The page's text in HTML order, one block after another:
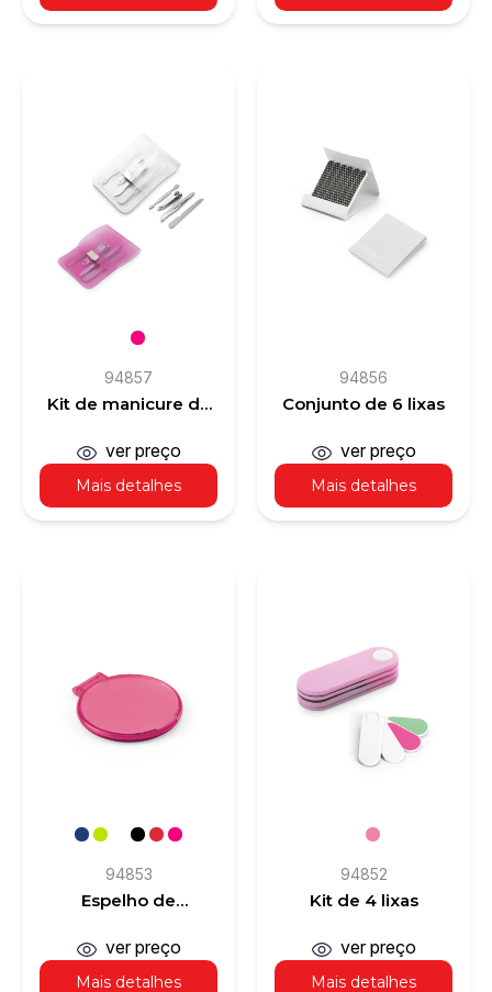
94857
Kit de manicure de
Mais detalhes
ver preço
94856
Conjunto de 6 lixas
Mais detalhes
ver preço
94853
Espelho de
Mais detalhes
ver preço
94852
Kit de 4 lixas
Mais detalhes
ver preço